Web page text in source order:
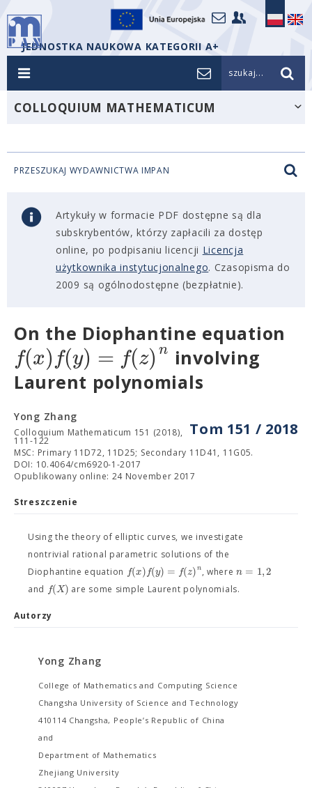
JEDNOSTKA NAUKOWA KATEGORII A+
szukaj...
COLLOQUIUM MATHEMATICUM
PRZESZUKAJ WYDAWNICTWA IMPAN
Artykuły w formacie PDF dostępne są dla
subskrybentów, którzy zapłacili za dostęp
online, po podpisaniu licencji Licencja
użytkownika instytucjonalnego. Czasopisma do
2009 są ogólnodostępne (bezpłatnie).
On the Diophantine equation
f(x)f(y) = f(z)n involving
Laurent polynomials
Tom 151 / 2018
Yong Zhang
Colloquium Mathematicum 151 (2018),
111-122
MSC: Primary 11D72, 11D25; Secondary 11D41, 11G05.
DOI: 10.4064/cm6920-1-2017
Opublikowany online: 24 November 2017
Streszczenie
Using the theory of elliptic curves, we investigate
nontrivial rational parametric solutions of the
Diophantine equation f(x)f(y) = f(z)n, wheren = 1,2
and f(X) are some simple Laurent polynomials.
Autorzy
Yong Zhang
College of Mathematics and Computing Science
Changsha University of Science and Technology
410114 Changsha, People’s Republic of China
and
Department of Mathematics
Zhejiang University